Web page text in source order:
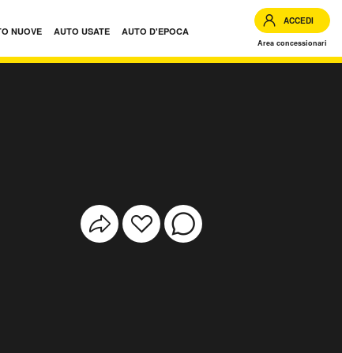
NUOVE AUTO USATE AUTO D'EPOCA
ACCEDI
Area concessionari